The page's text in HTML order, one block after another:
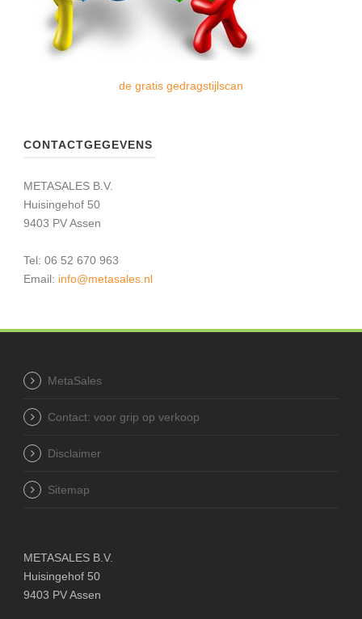
de gratis gedragstijlscan
CONTACTGEGEVENS
METASALES B.V.
Huisingehof 50
9403 PV Assen
Tel: 06 52 670 963
Email: info@metasales.nl
MetaSales
Contact: voor grip op verkoop
Disclaimer
Sitemap
METASALES B.V.
Huisingehof 50
9403 PV Assen